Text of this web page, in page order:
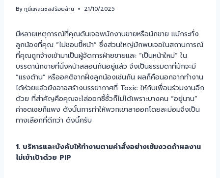
Byกูนี่แหละเซลล์ร้อยล้าน 21/10/2025
มีหลายเหตุการณ์ที่คุณดันเจอพนักงานขายหรือนักขาย แม้กระทั่ง
ลูกน้องที่คุณ “ไม่ชอบขี้หน้า” ซึ่งส่วนใหญ่มักพบเจอในสถานการณ์
ที่คุณถูกจ้างเข้ามาเป็นผู้จัดการฝ่ายขายและ “เป็นหน้าใหม่” ใน
บรรดานักขายที่นั่งหน้าสลอนกันอยู่แล้ว จึงเป็นธรรมดาที่มักจะมี
“แรงต้าน” หรืออคติจากฝั่งลูกน้องเช่นกัน ผลก็คือนอกจากทำงาน
ได้ห่วยแล้วยังอาจสร้างบรรยากาศที่ Toxic ให้กับเพื่อนร่วมงานอีก
ด้วย ที่สำคัญคือคุณจะไล่ออกซี้ซั้วก็ไม่ได้เพราะบางคน “อยู่นาน”
ค่าชดเชยก็แพง ดังนั้นการทำให้พวกเขาลาออกโดยละม่อมจึงเป็น
ทางเลือกที่ดีกว่า ดังนี้ครับ
1. บริหารและบังคับให้ทำงานตามคำสั่งอย่างเข้มงวดถ้าผลงาน
ไม่เข้าเป้าด้วย PIP